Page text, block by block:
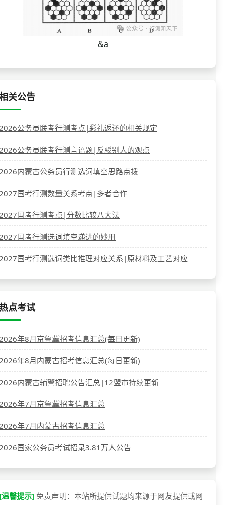
&a
关公告
公务员联考行测考点|彩礼返还的相关规定
公务员联考行测言语题|反驳别人的观点
内蒙古公务员行测选词填空思路点拨
国考行测数量关系考点|多者合作
国考行测考点|分数比较八大法
国考行测选词填空递进的妙用
国考行测选词类比推理对应关系|原材料及工艺对应
点考试
年8月京鲁冀招考信息汇总(每日更新)
年8月内蒙古招考信息汇总(每日更新)
内蒙古辅警招聘公告汇总|12盟市持续更新
年7月京鲁冀招考信息汇总
年7月内蒙古招考信息汇总
国家公务员考试招录3.81万人公告
馨提示] 免责声明：本站所提供试题均来源于网友提供或网